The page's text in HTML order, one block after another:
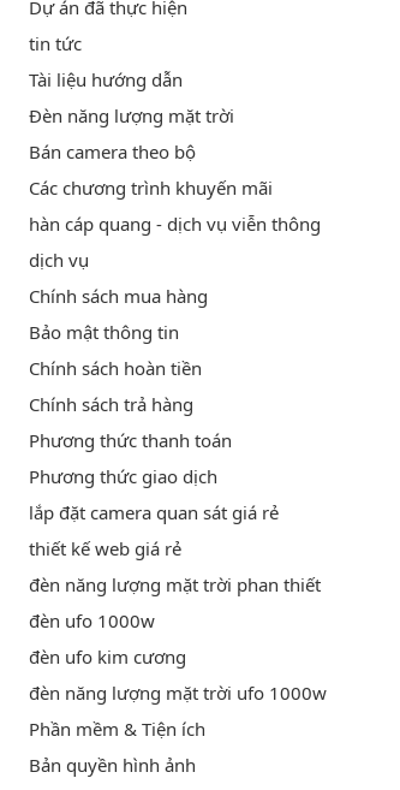
Dự án đã thực hiện
tin tức
Tài liệu hướng dẫn
Đèn năng lượng mặt trời
Bán camera theo bộ
Các chương trình khuyến mãi
hàn cáp quang - dịch vụ viễn thông
dịch vụ
Chính sách mua hàng
Bảo mật thông tin
Chính sách hoàn tiền
Chính sách trả hàng
Phương thức thanh toán
Phương thức giao dịch
lắp đặt camera quan sát giá rẻ
thiết kế web giá rẻ
đèn năng lượng mặt trời phan thiết
đèn ufo 1000w
đèn ufo kim cương
đèn năng lượng mặt trời ufo 1000w
Phần mềm & Tiện ích
Bản quyền hình ảnh